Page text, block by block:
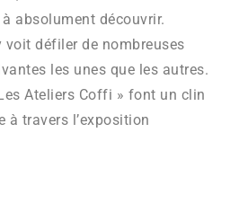
absolument découvrir.
voit défiler de nombreuses
les unes que les autres.
Ateliers Coffi » font un clin
travers l’exposition